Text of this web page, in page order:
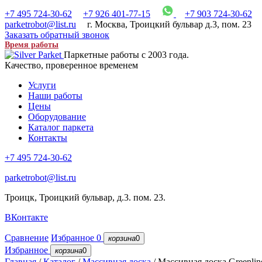
+7 495 724-30-62 +7 926 401-77-15
+7 903 724-30-62
parketrobot@list.ru
г. Москва, Троицкий бульвар д.3, пом. 23
Заказать обратный звонок
Время работы
Паркетные работы с 2003 года.
Качество, проверенное временем
Услуги
Наши работы
Цены
Оборудование
Каталог паркета
Контакты
+7 495 724-30-62
parketrobot@list.ru
Троицк, Троицкий бульвар, д.3. пом. 23.
ВКонтакте
Сравнение Избранное 0 корзина0
Избранное корзина0